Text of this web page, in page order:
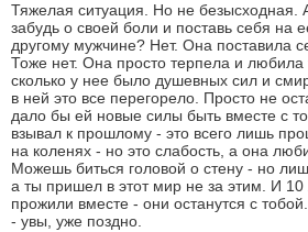
Тяжелая ситуация. Но не безысходная.
забудь о своей боли и поставь себя на
другому мужчине? Нет. Она поставила
Тоже нет. Она просто терпела и любила
сколько у нее было душевных сил и
в ней это все перегорело. Просто не
дало бы ей новые силы быть вместе с
взывал к прошлому - это всего лишь
на коленях - но это слабость, а она
Можешь биться головой о стену - но
а ты пришел в этот мир не за этим. И 10
прожили вместе - они останутся с
- увы, уже поздно.